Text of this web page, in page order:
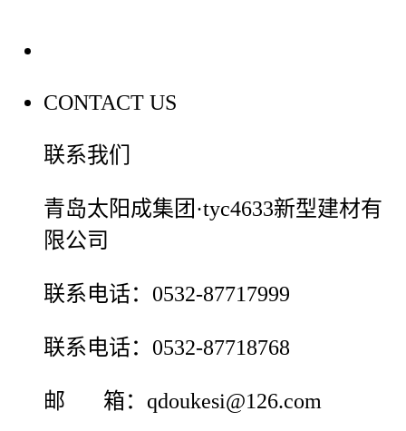
CONTACT US
联系我们
青岛太阳成集团·tyc4633新型建材有
限公司
联系电话：0532-87717999
联系电话：0532-87718768
邮 箱：qdoukesi@126.com